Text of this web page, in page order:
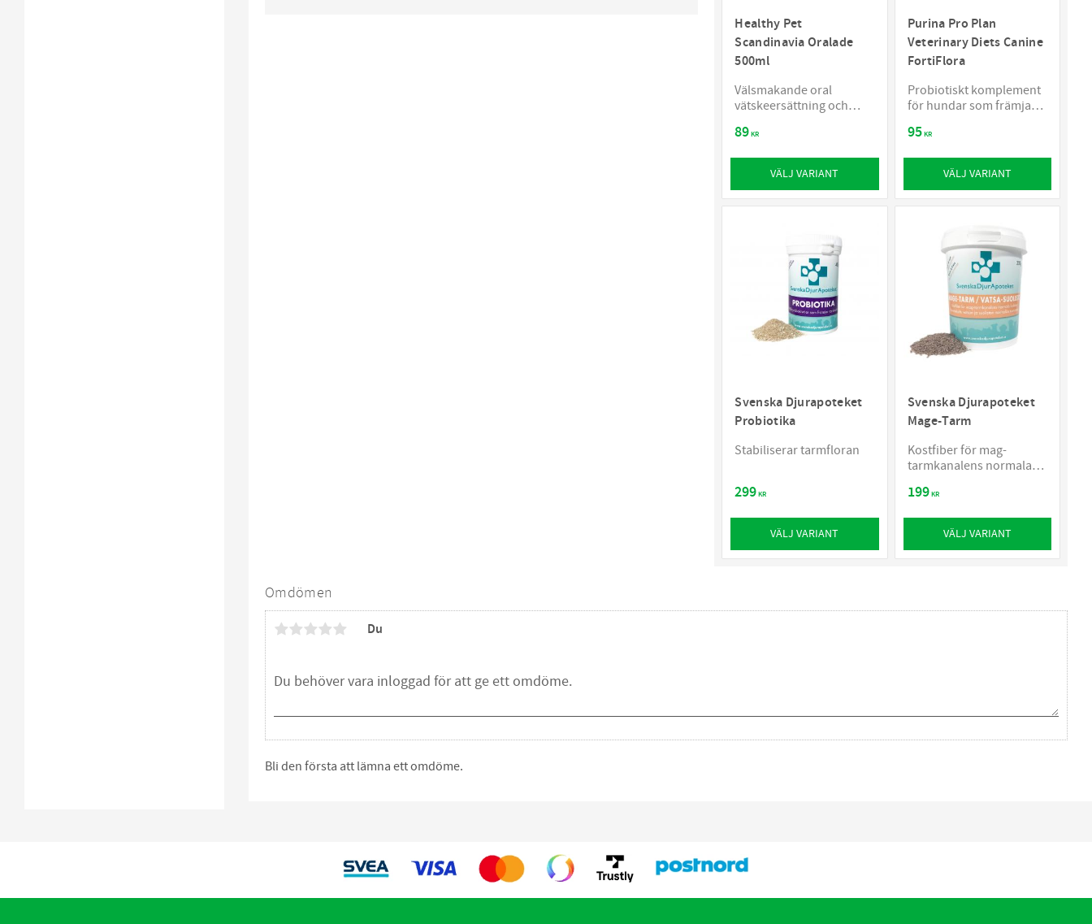
Omdömen
Du
Bli den första att lämna ett omdöme.
Healthy Pet
Scandinavia Oralade
500ml
Välsmakande oral
vätskeersättning och
89KR
VÄLJ VARIANT
Purina Pro Plan
Veterinary Diets Canine
FortiFlora
Probiotiskt komplement
för hundar som främjar
tarmkanalen
95KR
VÄLJ VARIANT
Svenska Djurapoteket
Probiotika
Stabiliserar tarmfloran
299KR
VÄLJ VARIANT
Svenska Djurapoteket
Mage-Tarm
Kostfiber för mag-
tarmkanalens normala
199KR
VÄLJ VARIANT